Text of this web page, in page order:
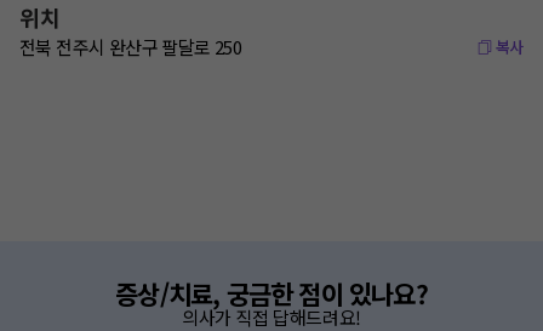
위치
전북 전주시 완산구 팔달로 250 복사
증상/치료, 궁금한 점이 있나요?
의사가 직접 답해드려요!